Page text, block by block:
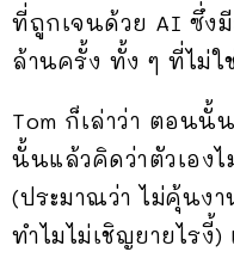
ที่ถูกเจนด้วย AI ซึ่ง
ล้านครั้ง ทั้ง ๆ ที่ไม่ใ
Tom ก็เล่าว่า ตอน
นั้นแล้วคิดว่าตัวเอง
(ประมาณว่า ไม่คุ้นง
ทำไมไม่เชิญยายไรงี้